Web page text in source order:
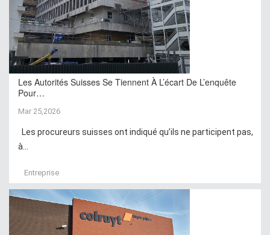
Les Autorités Suisses Se Tiennent À L’écart De L’enquête
Pour…
Mar 25,2026
Les procureurs suisses ont indiqué qu’ils ne participent pas,
à...
Entreprise